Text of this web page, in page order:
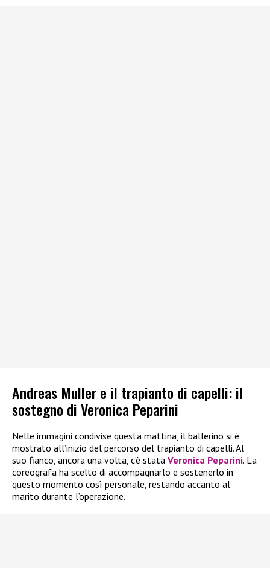
Andreas Muller e il trapianto di capelli: il
sostegno di Veronica Peparini
Nelle immagini condivise questa mattina, il ballerino si è
mostrato all’inizio del percorso del trapianto di capelli. Al
suo fianco, ancora una volta, c’è stata Veronica Peparini. La
coreografa ha scelto di accompagnarlo e sostenerlo in
questo momento così personale, restando accanto al
marito durante l’operazione.